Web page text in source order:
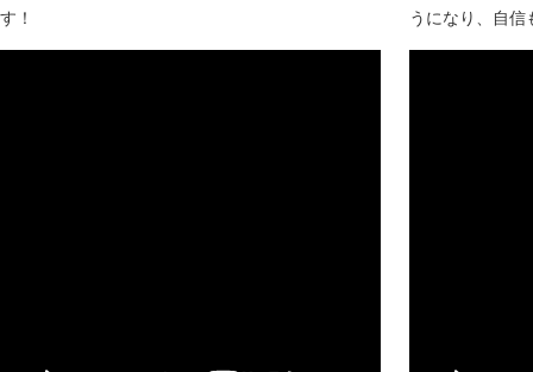
す！
うになり、自信